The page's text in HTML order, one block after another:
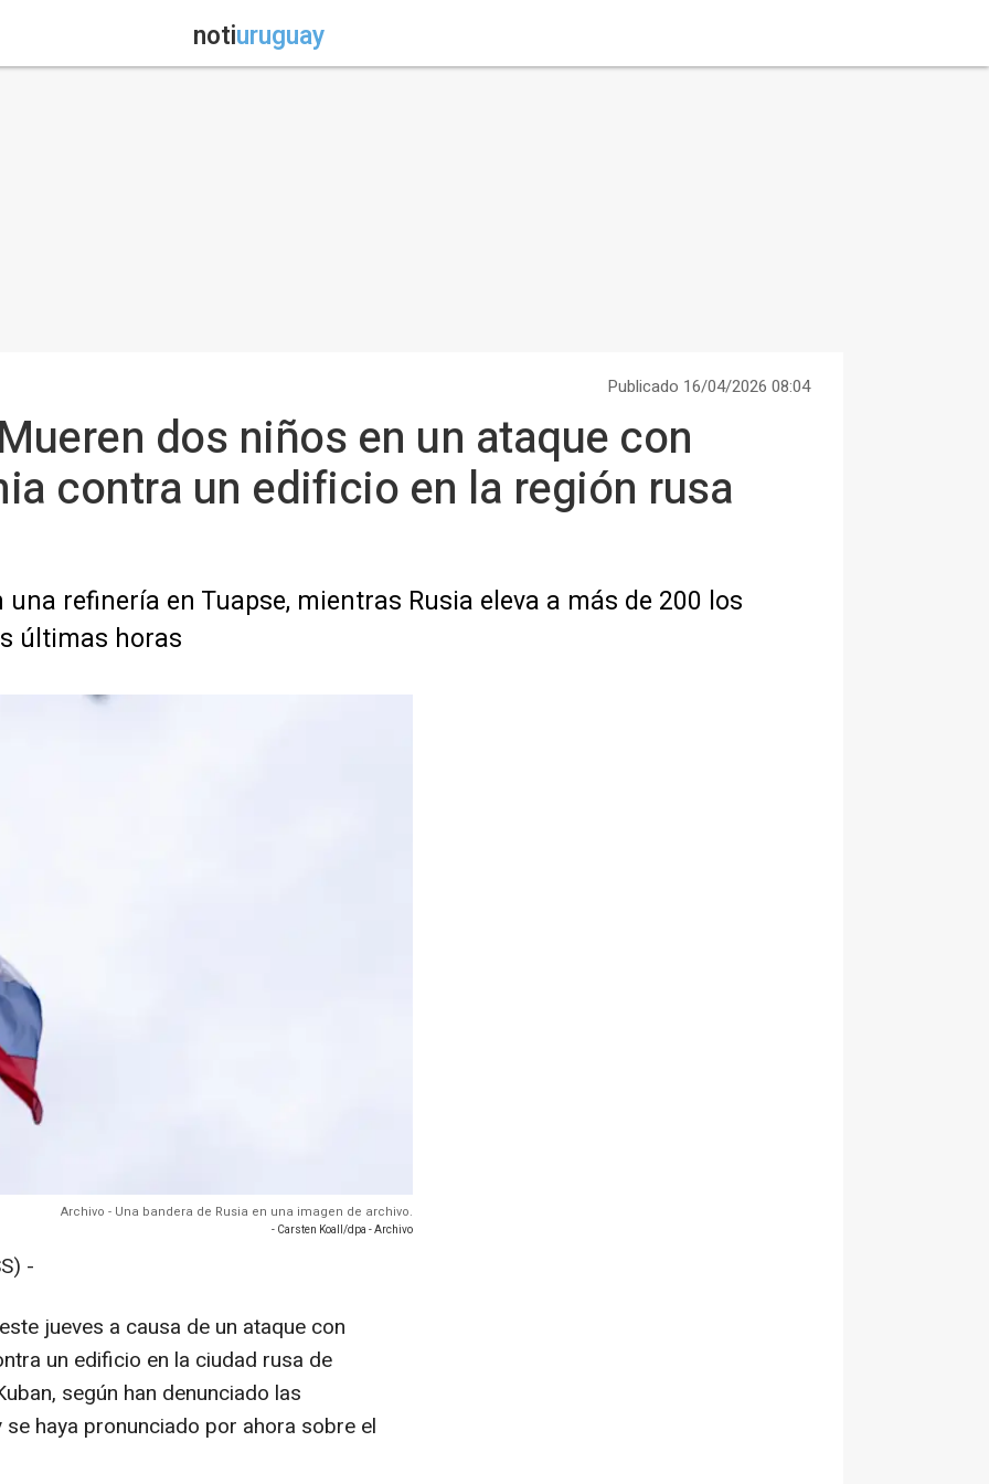
notiuruguay
Publicado 16/04/2026 08:04
dos niños en un ataque con
contra un edificio en la región rusa
refinería en Tuapse, mientras Rusia eleva a más de 200 los
últimas horas
Archivo - Una bandera de Rusia en una imagen de archivo.
- Carsten Koall/dpa - Archivo
-
jueves a causa de un ataque con
un edificio en la ciudad rusa de
según han denunciado las
haya pronunciado por ahora sobre el